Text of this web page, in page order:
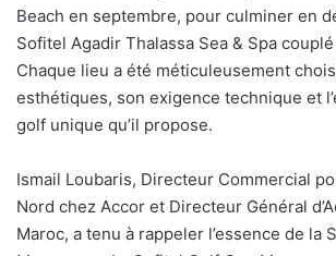
Beach en septembre, pour culminer en
Sofitel Agadir Thalassa Sea & Spa
Chaque lieu a été méticuleusement
esthétiques, son exigence technique et
golf unique qu’il propose.
Ismail Loubaris, Directeur Commercial
Nord chez Accor et Directeur Général
Maroc, a tenu à rappeler l’essence de la